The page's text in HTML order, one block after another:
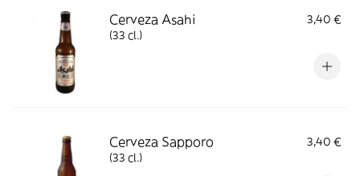
Cerveza Asahi
3,40 €
(33 cl.)
Cerveza Sapporo
3,40 €
(33 cl.)